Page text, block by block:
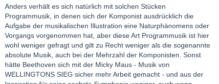
Anders verhält es sich natürlich mit solchen Stücken
Programmusik, in denen sich der Komponist ausdrücklich die
Aufgabe der musikalischen Illustration eine Naturphänomens oder
Vorgangs vorgenommen hat, aber diese Art Programmusik ist hier
wohl weniger gefragt und gilt zu Recht weniger als die sogenannte
absolute Musik, auch bei der Mehrzahl der Komponisten. Sonst
hätte Beethoven sich mit der Micky Maus - Musik von
WELLINGTONS SIEG sicher mehr Arbeit gemacht - und aus der